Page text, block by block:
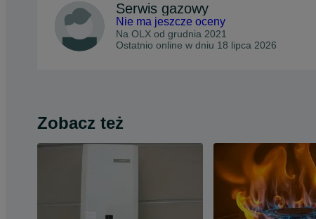
Serwis gazowy
Nie ma jeszcze oceny
Na OLX od grudnia 2021
Ostatnio online w dniu 18 lipca 2026
Zobacz też